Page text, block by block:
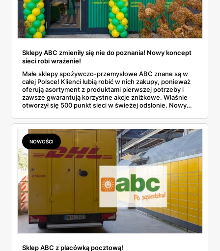
Sklepy ABC zmieniły się nie do poznania! Nowy koncept
sieci robi wrażenie!
Małe sklepy spożywczo-przemysłowe ABC znane są w
całej Polsce! Klienci lubią robić w nich zakupy, ponieważ
oferują asortyment z produktami pierwszej potrzeby i
zawsze gwarantują korzystne akcje zniżkowe. Właśnie
otworzył się 500 punkt sieci w świeżej odsłonie. Nowy
więcej!
NOWOŚCI
Sklep ABC z placówką pocztową!